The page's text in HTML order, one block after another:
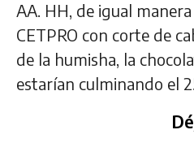
AA. HH, de igual
CETPRO con corte de
de la humisha, la
estarían culminando el